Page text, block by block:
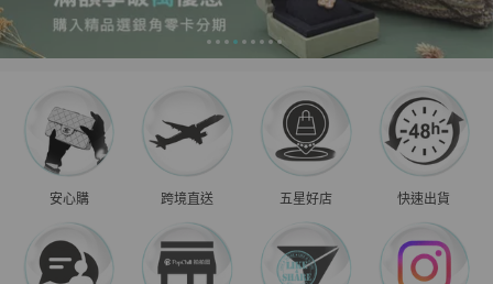
安心購 跨境直送 五星好店 快速出貨